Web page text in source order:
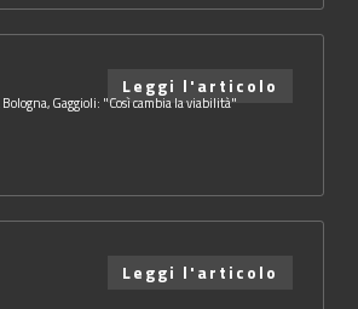
Gaggioli: "Così cambia la viabilità"
Leggi l'articolo
Leggi l'articolo